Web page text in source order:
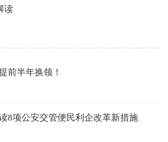
读
前半年换领！
8项公安交管便民利企改革新措施